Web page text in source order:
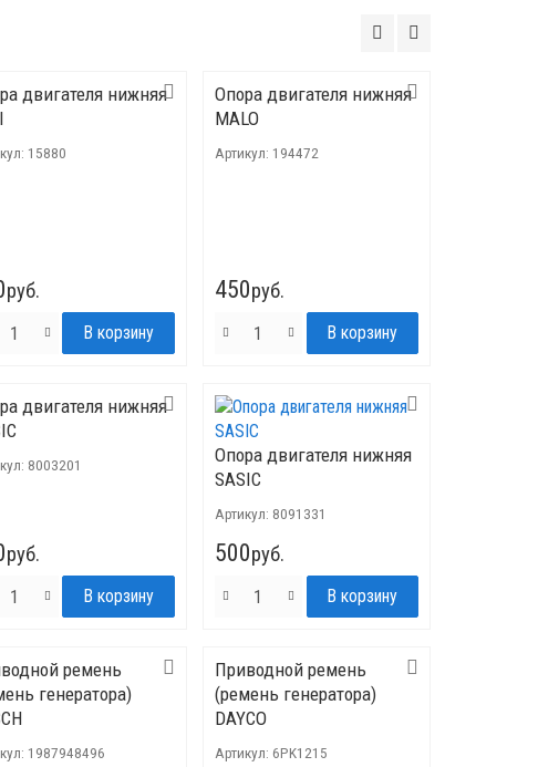
двигателя нижняя
15880
руб.
Опора двигателя нижняя
MALO
Артикул: 194472
450руб.
двигателя нижняя
8003201
руб.
Опора двигателя нижняя
SASIC
Артикул: 8091331
500руб.
ремень
генератора)
1987948496
Приводной ремень
(ремень генератора)
DAYCO
Артикул: 6PK1215